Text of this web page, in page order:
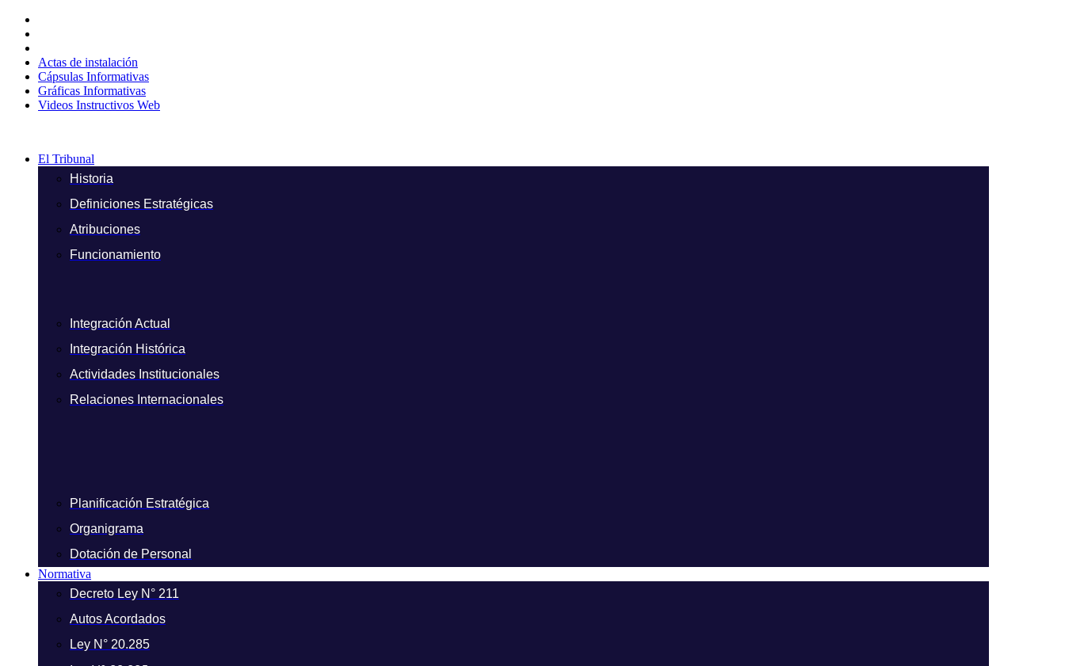
contenido
Actas de instalación
Cápsulas Informativas
Gráficas Informativas
Videos Instructivos Web
El Tribunal
Historia
Definiciones Estratégicas
Atribuciones
Funcionamiento
Integración Actual
Integración Histórica
Actividades Institucionales
Relaciones Internacionales
Planificación Estratégica
Organigrama
Dotación de Personal
Normativa
Decreto Ley N° 211
Autos Acordados
Ley N° 20.285